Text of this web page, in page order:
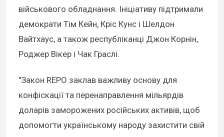
військового обладнання. Ініціативу підтримали
демократи Тім Кейн, Кріс Кунс і Шелдон
Вайтхаус, а також республіканці Джон Корнін,
Роджер Вікер і Чак Граслі.
"Закон REPO заклав важливу основу для
конфіскації та перенаправлення мільярдів
доларів заморожених російських активів, щоб
допомогти українському народу захистити свій